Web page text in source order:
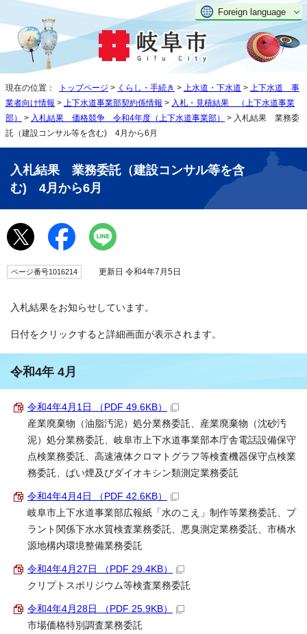
Foreign language
現在の位置： トップページ > くらし・手続き > 上水道・下水道 >
上下水道 事
業者向け情報 > 上下水道事業部契約係情報 > 入札・見積結果 （上下水道事業
部）
> 入札結果 価格競争 令和4年度（上下水道事業部）
> 入札結果 業務委
託（建設コンサル等を含む) 4月から6月
入札結果 業務委託（建設コンサル等を含
む) 4月から6月
ページ番号1016214 更新日 令和4年7月5日
入札結果をお知らせしています。
日付をクリックすると詳細画面が表示されます。
令和4年 4月
令和4年4月1日 （PDF 49.6KB）
産業廃棄物（油脂汚泥）処分業務委託、産業廃棄物（沈砂汚
泥）処分業務委託、岐阜市上下水道事業部本庁舎電話設備保守
点検業務委託、高速液体クロマトグラフ等検査機器保守点検業
務委託、ばい煙及びダイオキシン類測定業務委託
令和4年4月4日 （PDF 42.6KB）
岐阜市上下水道事業部広報紙「水のこえ」制作等業務委託、プ
ラント関係下水水質検査業務委託、悪臭測定業務委託、市橋水
源地構内環境整備業務委託
令和4年4月27日 （PDF 29.4KB）
クリプトスポリジウム等検査業務委託
令和4年4月28日 （PDF 25.9KB）
市場価格特別調査業務委託